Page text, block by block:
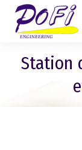
Station